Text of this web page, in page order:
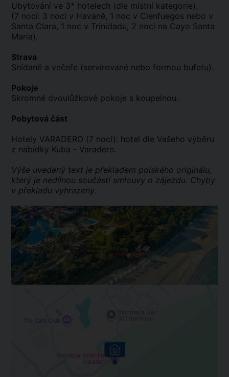
Ubytování ve 3* hotelech (dle místní kategorie).
(7 nocí: 3 noci v Havaně, 1 noc v Cienfuegos nebo v
Santa Clara, 1 noc v Trinidadu, 2 noci na Cayo Santa
Maria).
Strava
Snídaně a večeře (servírované nebo formou bufetu).
Pokoje
Skromné dvoulůžkové pokoje s koupelnou.
Pobytová část
Hotely VARADERO (7 nocí): hotel dle Vašeho výběru
z nabídky Kuba - Varadero.
Výše uvedený text je překladem polského originálu,
který je nedílnou součástí smlouvy o zájezdu. Chyby
v překladu vyhrazeny.